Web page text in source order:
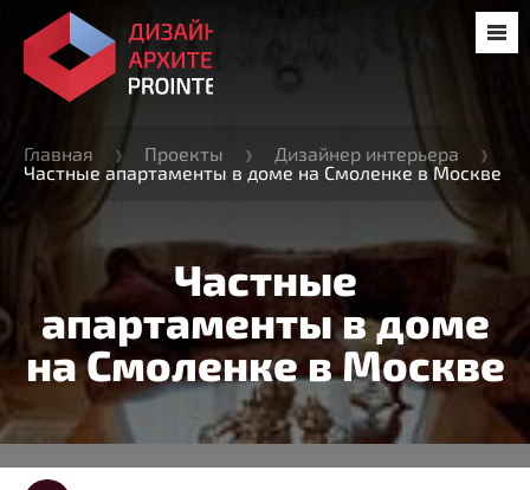
Главная Проекты
Дизайнер интерьера
Частные апартаменты в доме на Смоленке в Москве
Частные
апартаменты в доме
на Смоленке в Москве